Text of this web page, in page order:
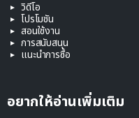
วิดีโอ
โปรโมชัน
สอนใช้งาน
การสนับสนุน
แนะนำการซื้อ
อยากให้อ่านเพิ่มเติม